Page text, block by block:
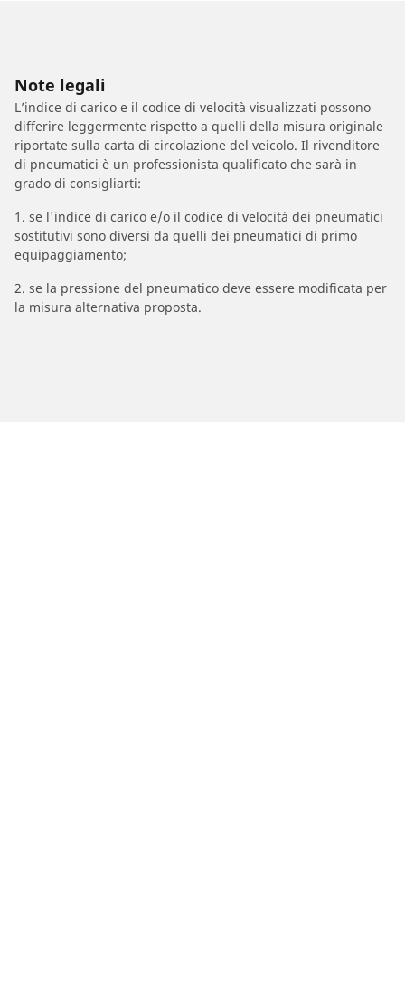
Note legali
L’indice di carico e il codice di velocità visualizzati possono
differire leggermente rispetto a quelli della misura originale
riportate sulla carta di circolazione del veicolo. Il rivenditore
di pneumatici è un professionista qualificato che sarà in
grado di consigliarti:
1. se l'indice di carico e/o il codice di velocità dei pneumatici
sostitutivi sono diversi da quelli dei pneumatici di primo
equipaggiamento;
2. se la pressione del pneumatico deve essere modificata per
la misura alternativa proposta.